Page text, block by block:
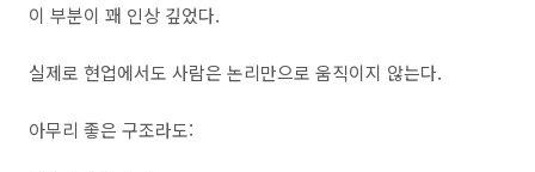
이 부분이 꽤 인상 깊었다.
실제로 현업에서도 사람은 논리만으로 움직이지 않는다.
아무리 좋은 구조라도: